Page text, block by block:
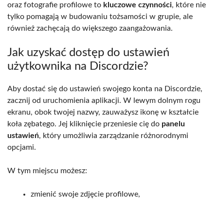
oraz fotografie profilowe to kluczowe czynności, które nie
tylko pomagają w budowaniu tożsamości w grupie, ale
również zachęcają do większego zaangażowania.
Jak uzyskać dostęp do ustawień
użytkownika na Discordzie?
Aby dostać się do ustawień swojego konta na Discordzie,
zacznij od uruchomienia aplikacji. W lewym dolnym rogu
ekranu, obok twojej nazwy, zauważysz ikonę w kształcie
koła zębatego. Jej kliknięcie przeniesie cię do panelu
ustawień, który umożliwia zarządzanie różnorodnymi
opcjami.
W tym miejscu możesz:
zmienić swoje zdjęcie profilowe,